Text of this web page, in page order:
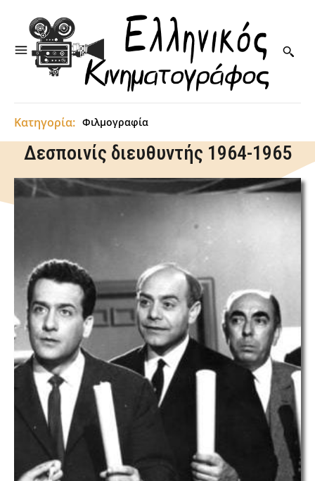
Κατηγορία: Φιλμογραφία
Δεσποινίς διευθυντής 1964-1965